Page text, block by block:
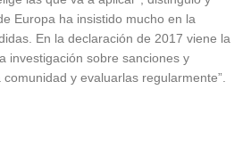
Europa ha insistido mucho en la
En la declaración de 2017 viene la
investigación sobre sanciones y
y evaluarlas regularmente”.